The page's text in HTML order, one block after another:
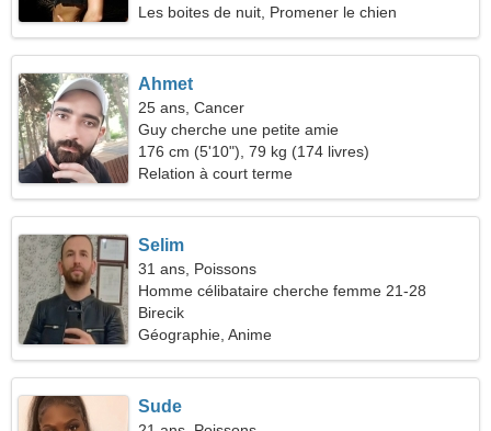
Les boites de nuit, Promener le chien
Ahmet
25 ans, Cancer
Guy cherche une petite amie
176 cm (5'10"), 79 kg (174 livres)
Relation à court terme
Selim
31 ans, Poissons
Homme célibataire cherche femme 21-28
Birecik
Géographie, Anime
Sude